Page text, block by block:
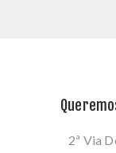
2ª Via